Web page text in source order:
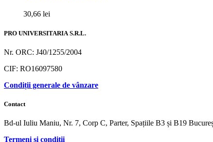
30,66 lei
PRO UNIVERSITARIA S.R.L.
Nr. ORC: J40/1255/2004
CIF: RO16097580
Condiții generale de vânzare
Contact
Bd-ul Iuliu Maniu, Nr. 7, Corp C, Parter, Spațiile B3 și B19
Termeni și condiții